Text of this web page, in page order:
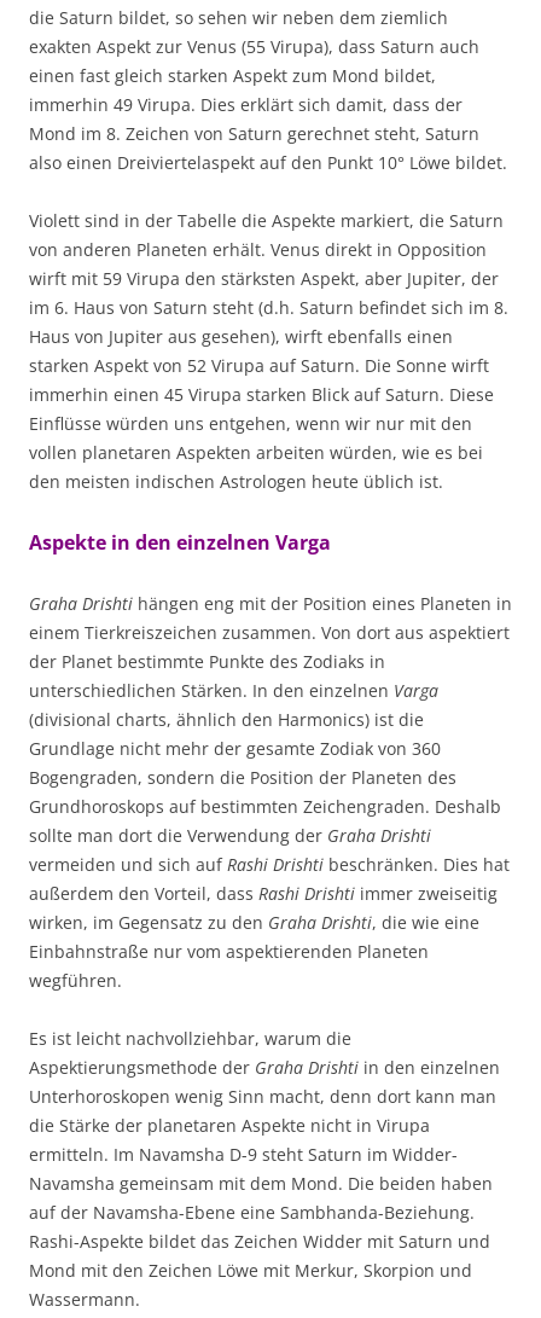
die Saturn bildet, so sehen wir neben dem ziemlich
exakten Aspekt zur Venus (55 Virupa), dass Saturn auch
einen fast gleich starken Aspekt zum Mond bildet,
immerhin 49 Virupa. Dies erklärt sich damit, dass der
Mond im 8. Zeichen von Saturn gerechnet steht, Saturn
also einen Dreiviertelaspekt auf den Punkt 10° Löwe bildet.
Violett sind in der Tabelle die Aspekte markiert, die Saturn
von anderen Planeten erhält. Venus direkt in Opposition
wirft mit 59 Virupa den stärksten Aspekt, aber Jupiter, der
im 6. Haus von Saturn steht (d.h. Saturn befindet sich im 8.
Haus von Jupiter aus gesehen), wirft ebenfalls einen
starken Aspekt von 52 Virupa auf Saturn. Die Sonne wirft
immerhin einen 45 Virupa starken Blick auf Saturn. Diese
Einflüsse würden uns entgehen, wenn wir nur mit den
vollen planetaren Aspekten arbeiten würden, wie es bei
den meisten indischen Astrologen heute üblich ist.
Aspekte in den einzelnen Varga
Graha Drishti hängen eng mit der Position eines Planeten in
einem Tierkreiszeichen zusammen. Von dort aus aspektiert
der Planet bestimmte Punkte des Zodiaks in
unterschiedlichen Stärken. In den einzelnen Varga
(divisional charts, ähnlich den Harmonics) ist die
Grundlage nicht mehr der gesamte Zodiak von 360
Bogengraden, sondern die Position der Planeten des
Grundhoroskops auf bestimmten Zeichengraden. Deshalb
sollte man dort die Verwendung der Graha Drishti
vermeiden und sich aufRashi Drishti beschränken. Dies hat
außerdem den Vorteil, dass Rashi Drishti immer zweiseitig
wirken, im Gegensatz zu den Graha Drishti, die wie eine
Einbahnstraße nur vom aspektierenden Planeten
wegführen.
Es ist leicht nachvollziehbar, warum die
Aspektierungsmethode der Graha Drishti in den einzelnen
Unterhoroskopen wenig Sinn macht, denn dort kann man
die Stärke der planetaren Aspekte nicht in Virupa
ermitteln. Im Navamsha D-9 steht Saturn im Widder-
Navamsha gemeinsam mit dem Mond. Die beiden haben
auf der Navamsha-Ebene eine Sambhanda-Beziehung.
Rashi-Aspekte bildet das Zeichen Widder mit Saturn und
Mond mit den Zeichen Löwe mit Merkur, Skorpion und
Wassermann.